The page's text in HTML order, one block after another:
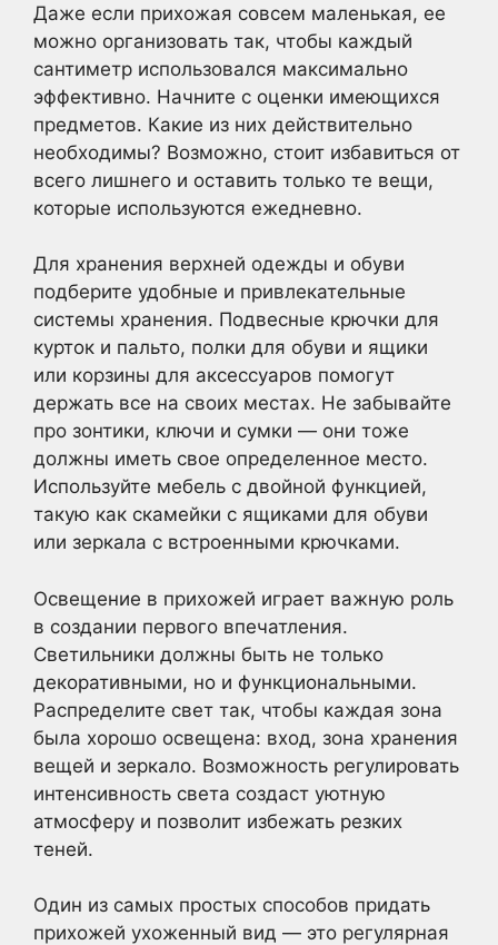
Даже если прихожая совсем маленькая, ее
можно организовать так, чтобы каждый
сантиметр использовался максимально
эффективно. Начните с оценки имеющихся
предметов. Какие из них действительно
необходимы? Возможно, стоит избавиться от
всего лишнего и оставить только те вещи,
которые используются ежедневно.
Для хранения верхней одежды и обуви
подберите удобные и привлекательные
системы хранения. Подвесные крючки для
курток и пальто, полки для обуви и ящики
или корзины для аксессуаров помогут
держать все на своих местах. Не забывайте
про зонтики, ключи и сумки — они тоже
должны иметь свое определенное место.
Используйте мебель с двойной функцией,
такую как скамейки с ящиками для обуви
или зеркала с встроенными крючками.
Освещение в прихожей играет важную роль
в создании первого впечатления.
Светильники должны быть не только
декоративными, но и функциональными.
Распределите свет так, чтобы каждая зона
была хорошо освещена: вход, зона хранения
вещей и зеркало. Возможность регулировать
интенсивность света создаст уютную
атмосферу и позволит избежать резких
теней.
Один из самых простых способов придать
прихожей ухоженный вид — это регулярная